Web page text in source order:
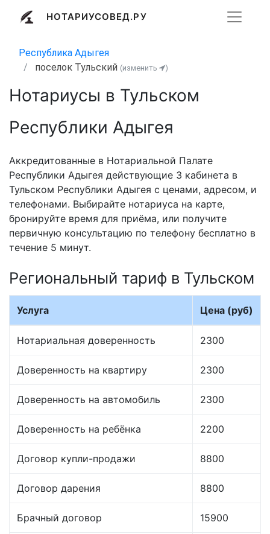
НОТАРИУСОВЕД.РУ
Республика Адыгея
поселок Тульский (изменить )
Нотариусы в Тульском
Республики Адыгея
Аккредитованные в Нотариальной Палате
Республики Адыгея действующие 3 кабинета в
Тульском Республики Адыгея с ценами, адресом, и
телефонами. Выбирайте нотариуса на карте,
бронируйте время для приёма, или получите
первичную консультацию по телефону бесплатно в
течение 5 минут.
Региональный тариф в Тульском
Услуга Цена (руб)
Нотариальная доверенность 2300
Доверенность на квартиру 2300
Доверенность на автомобиль 2300
Доверенность на ребёнка 2200
Договор купли-продажи 8800
Договор дарения 8800
Брачный договор 15900